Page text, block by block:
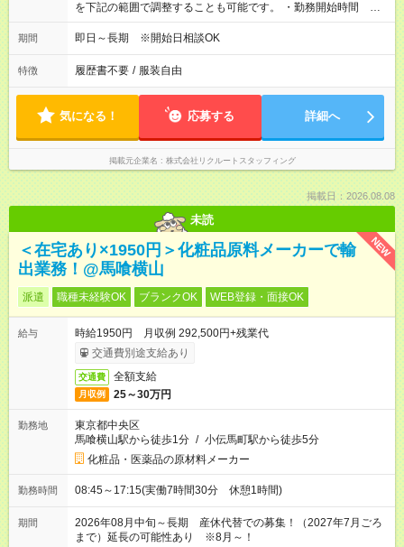
を下記の範囲で調整することも可能です。 ・勤務開始時間
09:00～10:00 ・勤務終了時間 16:00～18:00 ・実働 05:00～
08:00
期間 即日～長期 ※開始日相談OK
特徴 履歴書不要 / 服装自由
気になる！ 応募する 詳細へ
掲載元企業名 株式会社リクルートスタッフィング
掲載日：2026.08.08
未読
NEW
＜在宅あり×1950円＞化粧品原料メーカーで輸
出業務！@馬喰横山
派遣 職種未経験OK ブランクOK WEB登録・面接OK
給与
時給1950円 月収例 292,500円+残業代
交通費別途支給あり
交通費 全額支給
月収例 25～30万円
勤務地
東京都中央区
馬喰横山駅から徒歩1分 / 小伝馬町駅から徒歩5分
化粧品・医薬品の原材料メーカー
勤務時間 08:45～17:15(実働7時間30分 休憩1時間)
期間
2026年08月中旬～長期 産休代替での募集！（2027年7月ごろ
まで）延長の可能性あり ※8月～！